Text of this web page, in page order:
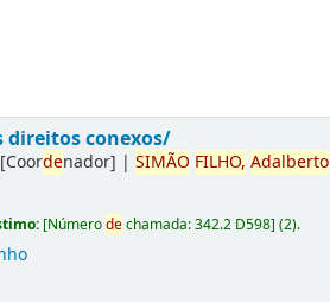
direitos conexos/
[Coordenador] |SIMÃO FILHO, Adalberto
[Númerodechamada:342.2 D598](2).